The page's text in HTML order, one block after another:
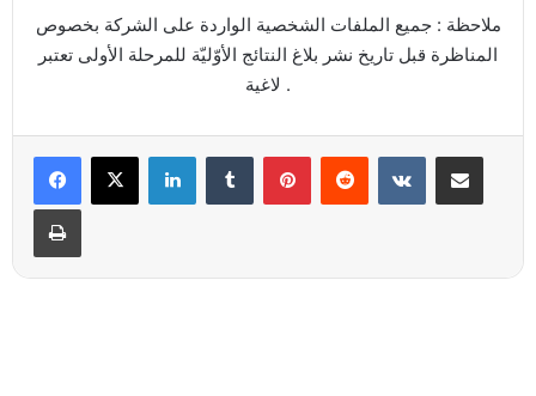
ملاحظة : جميع الملفات الشخصية الواردة على الشركة بخصوص
المناظرة قبل تاريخ نشر بلاغ النتائج الأوّليّة للمرحلة الأولى تعتبر
لاغية .
LinkedinTumblr PinterestReddit VKontaktePartager par email
Imprimer